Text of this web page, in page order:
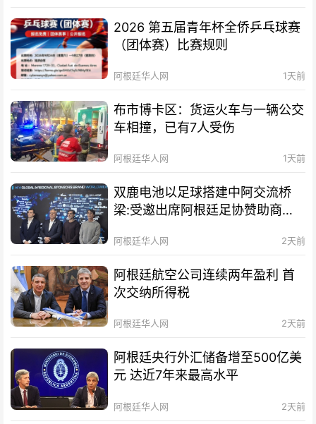
2026 第五届青年杯全侨乒乓球赛
（团体赛）比赛规则
阿根廷华人网 1天前
布市博卡区：货运火车与一辆公交
车相撞，已有7人受伤
阿根廷华人网 1天前
双鹿电池以足球搭建中阿交流桥
梁:受邀出席阿根廷足协赞助商招
阿根廷华人网 2天前
阿根廷航空公司连续两年盈利 首
次交纳所得税
阿根廷华人网 2天前
阿根廷央行外汇储备增至500亿美
元 达近7年来最高水平
阿根廷华人网 2天前